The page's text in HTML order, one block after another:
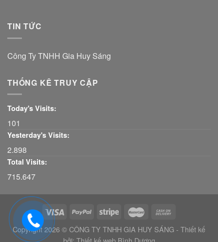
TIN TỨC
Công Ty TNHH Gia Huy Sáng
THỐNG KÊ TRUY CẬP
Today's Visits:
101
Yesterday's Visits:
2.898
Total Visits:
715.647
Copyright 2026 © CÔNG TY TNHH GIA HUY SÁNG - Thiết kế